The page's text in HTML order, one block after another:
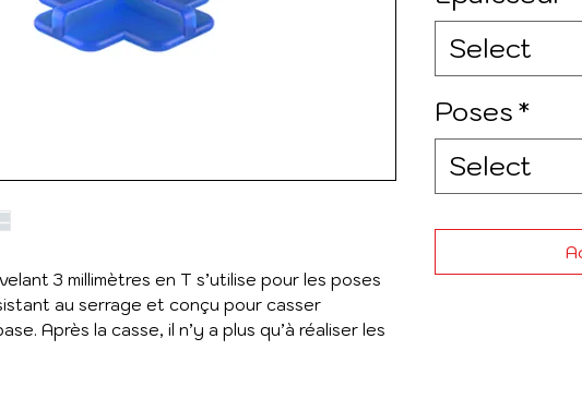
3 millimètres en T s’utilise pour les poses
au serrage et conçu pour casser
Après la casse, il n’y a plus qu’à réaliser les
Select
Poses*
Select